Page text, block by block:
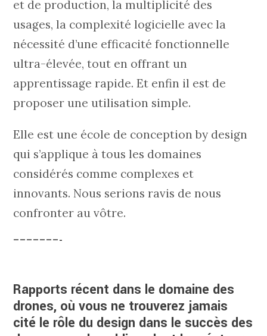
et de production, la multiplicité des
usages, la complexité logicielle avec la
nécessité d’une efficacité fonctionnelle
ultra-élevée, tout en offrant un
apprentissage rapide. Et enfin il est de
proposer une utilisation simple.
Elle est une école de conception by design
qui s’applique à tous les domaines
considérés comme complexes et
innovants. Nous serions ravis de nous
confronter au vôtre.
———————-
Rapports récent dans le domaine des
drones, où vous ne trouverez jamais
cité le rôle du design dans le succès des